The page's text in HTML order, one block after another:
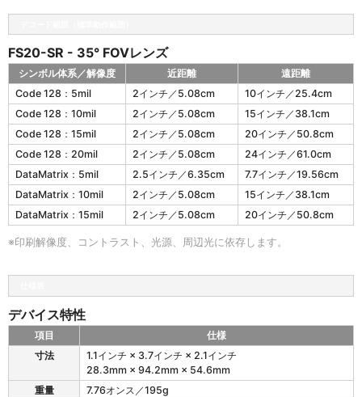
FS20-SR - 35° FOVレンズ
S
の
F
0
3
5
°
F
ン
シンボル体系／解像度 近距離
遠距離
Code 128：5mil
2インチ／5.08cm
10インチ／25.4cm
Code 128：10mil
2インチ／5.08cm
15インチ／38.1cm
Code 128：15mil
2インチ／5.08cm
20インチ／50.8cm
Code 128：20mil
2インチ／5.08cm
24インチ／61.0cm
DataMatrix：5mil
2.5インチ／6.35cm
7.7インチ／19.56cm
DataMatrix：10mil
2インチ／5.08cm
15インチ／38.1cm
DataMatrix：15mil
2インチ／5.08cm 20インチ／50.8cm
※印刷解像度、コントラスト、光源、周辺光に依存します。
デバイス特性
2
項目
仕様
寸法
1.1インチ × 3.7インチ × 2.1インチ
28.3mm × 94.2mm × 54.6mm
重量
7.76オンス／195g